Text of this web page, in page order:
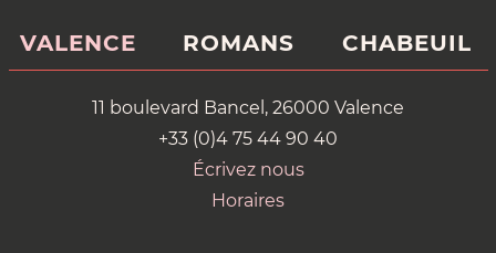
VALENCE ROMANS CHABEUIL
11 boulevard Bancel, 26000 Valence
+33 (0)4 75 44 90 40
Écrivez nous
Horaires